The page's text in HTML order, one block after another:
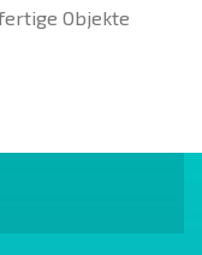
Objekte